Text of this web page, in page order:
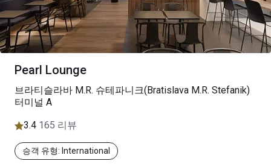
Pearl Lounge
브라티슬라바 M.R. 슈테파니크(Bratislava M.R. Stefanik)
터미널 A
3.4 165 리뷰
승객 유형: International